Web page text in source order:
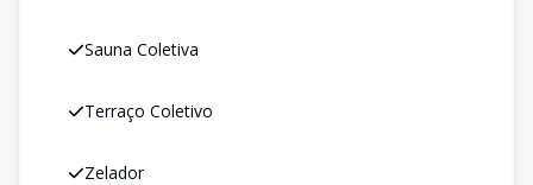
Sauna Coletiva
Terraço Coletivo
Zelador